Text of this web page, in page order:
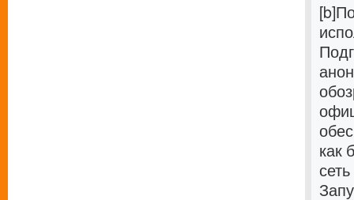
как